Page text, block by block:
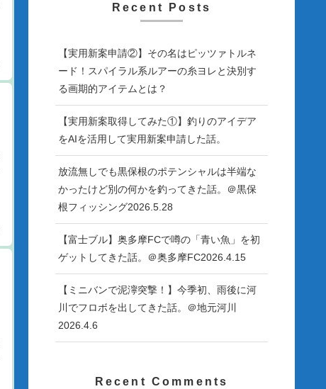
Recent Posts
【実用新案申請②】その名はピッツァトルネ
ード！スパイラル系ルアーの糸ヨレと決別す
る画期的アイテムとは？
【実用新案取得してみた①】釣りのアイデア
をAIを活用して実用新案申請した話。
放流無しでも黒保根のポテンシャルは半端な
かったけど別の何かを釣ってきた話。＠黒保
根フィッシング2026.5.28
【富士ブル】奥多摩FCで噂の「青い魚」を初
ゲットしてきた話。＠奥多摩FC2026.4.15
【ミニバンで泥濘突撃！】今季初、雨後に河
川でフロボを出してきた話。＠地元河川
2026.4.6
Recent Comments